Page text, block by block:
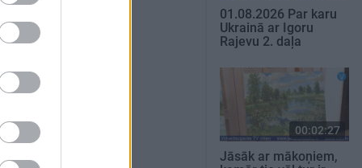
01.08.2026 Par karu
Ukrainā ar Igoru
Rajevu 2. daļa
00:02:27
Jāsāk ar mākoņiem,